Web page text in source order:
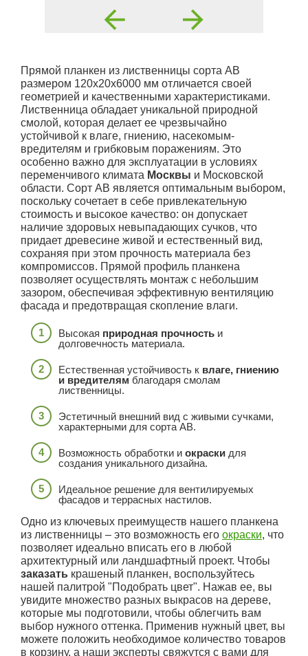
Прямой планкен из лиственницы сорта АВ
размером 120x20x6000 мм отличается своей
геометрией и качественными характеристиками.
Лиственница обладает уникальной природной
смолой, которая делает ее чрезвычайно
устойчивой к влаге, гниению, насекомым-
вредителям и грибковым поражениям. Это
особенно важно для эксплуатации в условиях
переменчивого климата Москвы и Московской
области. Сорт АВ является оптимальным выбором,
поскольку сочетает в себе привлекательную
стоимость и высокое качество: он допускает
наличие здоровых невыпадающих сучков, что
придает древесине живой и естественный вид,
сохраняя при этом прочность материала без
компромиссов. Прямой профиль планкена
позволяет осуществлять монтаж с небольшим
зазором, обеспечивая эффективную вентиляцию
фасада и предотвращая скопление влаги.
Высокая природная прочность и
долговечность материала.
Естественная устойчивость к влаге, гниению
и вредителям благодаря смолам
лиственницы.
Эстетичный внешний вид с живыми сучками,
характерными для сорта АВ.
Возможность обработки и окраски для
создания уникального дизайна.
Идеальное решение для вентилируемых
фасадов и террасных настилов.
Одно из ключевых преимуществ нашего планкена
из лиственницы – это возможность его окраски, что
позволяет идеально вписать его в любой
архитектурный или ландшафтный проект. Чтобы
заказать крашеный планкен, воспользуйтесь
нашей палитрой "Подобрать цвет". Нажав ее, вы
увидите множество разных выкрасов на дереве,
которые мы подготовили, чтобы облегчить вам
выбор нужного оттенка. Применив нужный цвет, вы
можете положить необходимое количество товаров
в корзину, а наши эксперты свяжутся с вами для